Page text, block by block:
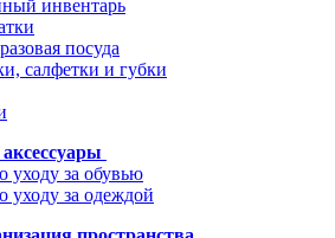
инвентарь
посуда
салфетки и губки
уходу за обувью
уходу за одеждой